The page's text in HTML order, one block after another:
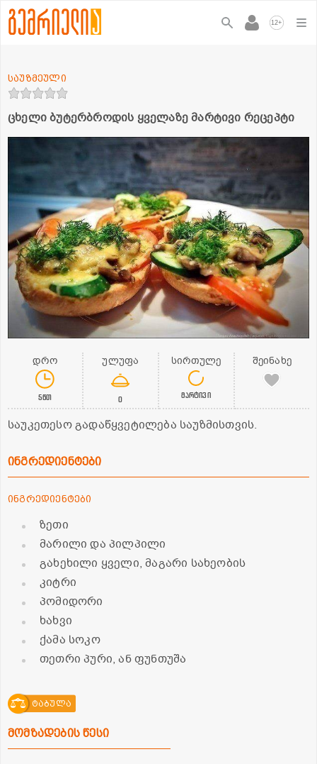
12+
ცხელი ბუტერბროდის ყველაზე მარტივი რეცეპტი
საუზმეული
დრო
5წთ
ულუფა
0
სირთულე
მარტივი
შეინახე
საუკეთესო გადაწყვეტილება საუზმისთვის.
ინგრედიენტები
ინგრედიენტები
ზეთი
მარილი და პილპილი
გახეხილი ყველი, მაგარი სახეობის
კიტრი
პომიდორი
ხახვი
ქამა სოკო
თეთრი პური, ან ფუნთუშა
ტაბულა
მომზადების წესი